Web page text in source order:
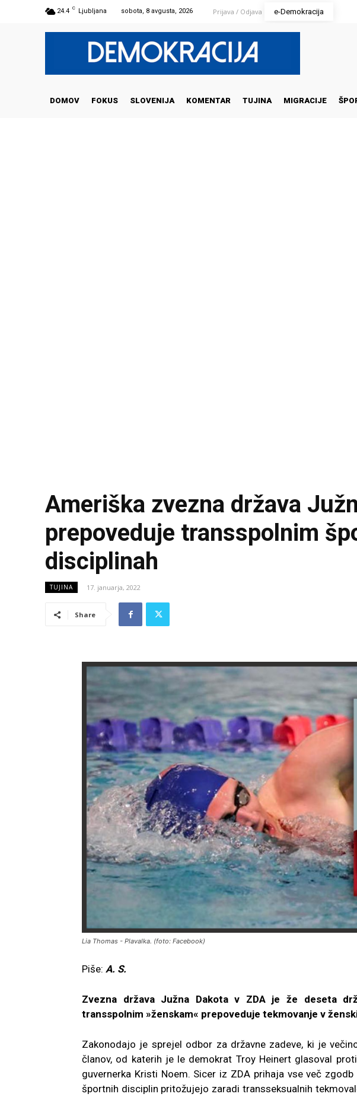
24.4 C Ljubljana sobota, 8 avgusta, 2026 Prijava / Odjava e-Demokracija
DOMOV FOKUS SLOVENIJA KOMENTAR TUJINA MIGRACIJE
Ameriška zvezna država
prepoveduje transspolnim
disciplinah
TUJINA 17. januarja, 2022
Share
Lia Thomas - Plavalka. (foto: Facebook)
Piše: A. S.
Zvezna država Južna Dakota v ZDA je že deseta
transspolnim »ženskam« prepoveduje tekmovanje v
Zakonodajo je sprejel odbor za državne zadeve, ki je
članov, od katerih je le demokrat Troy Heinert glasoval
guvernerka Kristi Noem. Sicer iz ZDA prihaja vse več
športnih disciplin pritožujejo zaradi transseksualnih